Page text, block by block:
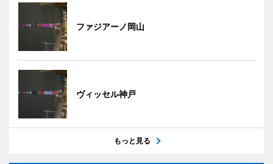
ファジアーノ岡山
ヴィッセル神戸
もっと見る